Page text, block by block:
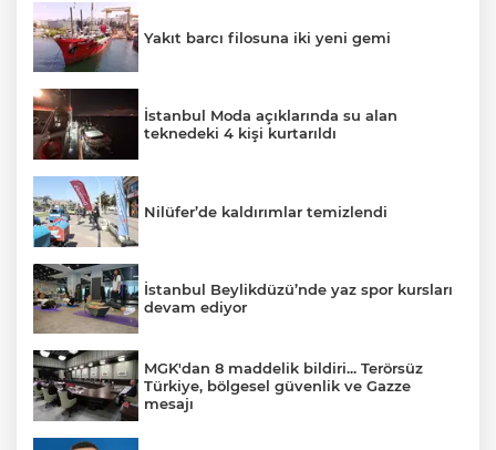
Yakıt barcı filosuna iki yeni gemi
İstanbul Moda açıklarında su alan
teknedeki 4 kişi kurtarıldı
Nilüfer’de kaldırımlar temizlendi
İstanbul Beylikdüzü’nde yaz spor kursları
devam ediyor
MGK'dan 8 maddelik bildiri... Terörsüz
Türkiye, bölgesel güvenlik ve Gazze
mesajı